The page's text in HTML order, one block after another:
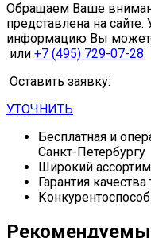
Обращаем Ваше
представлена на
информацию Вы
или +7 (495) 729-07-28.
Оставить заявку:
УТОЧНИТЬ
Бесплатная и
Санкт-Петербургу
Широкий
Гарантия